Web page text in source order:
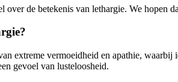
de betekenis van lethargie. We hopen
extreme vermoeidheid en apathie,
gevoel van lusteloosheid.